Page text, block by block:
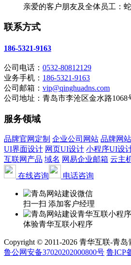
亲爱的客户朋友及全体员工：
联系方式
186-5321-9163
公司电话： 0532-80812129
业务手机： 186-5321-9163
公司邮箱： vip@qinghuadns.com
公司地址：青岛市李沧区金水路1068
服务领域
品牌官网定制 企业公司网站 品牌网
UI界面设计 网页UI设计 小程序UI设
互联网产品 域名 网易企业邮箱 云主
在线咨询
电话咨询
扫一扫 添加客户经理
体验青华互联小程序
Copyright © 2011-2026 青华互联-青
鲁公网安备37020202000800号 鲁ICP